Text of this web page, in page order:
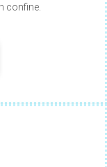
confine.